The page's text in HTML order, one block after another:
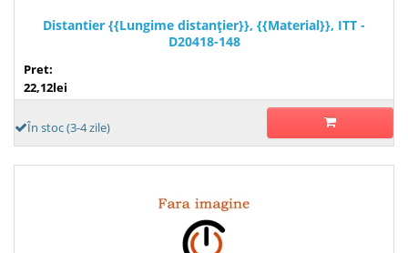
Distantier {{Lungime distanţier}}, {{Material}}, ITT -
D20418-148
Pret:
22,12lei
În stoc (3-4 zile)